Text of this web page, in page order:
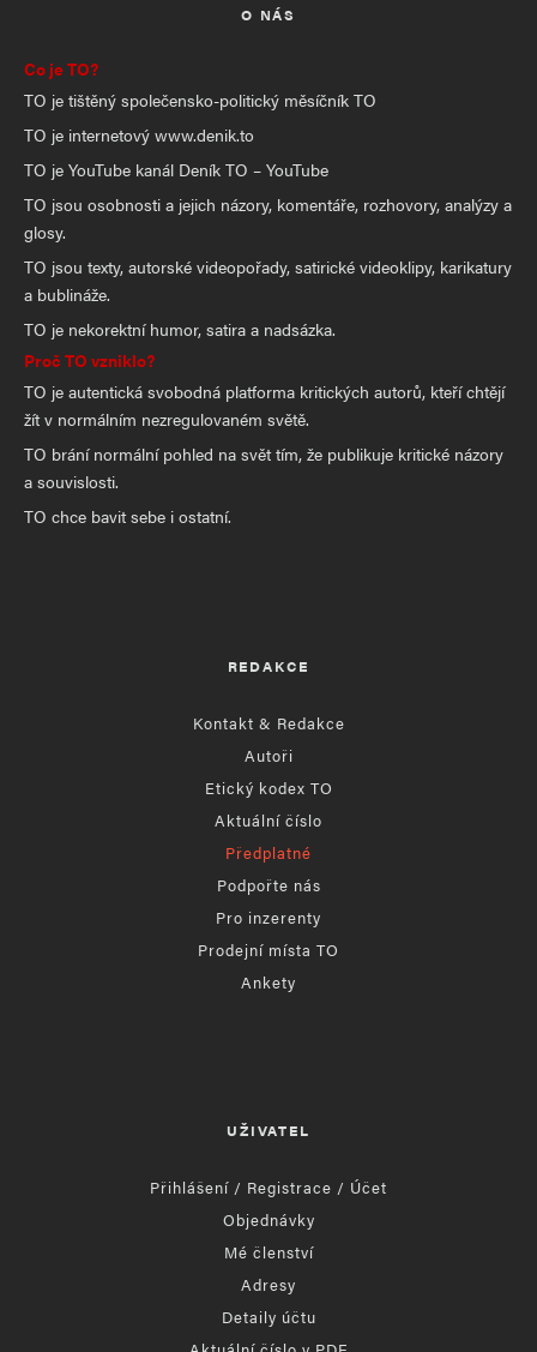
O NÁS
Co je TO?
TO je tištěný společensko-politický měsíčník TO
TO je internetový www.denik.to
TO je YouTube kanál Deník TO – YouTube
TO jsou osobnosti a jejich názory, komentáře, rozhovory, analýzy a
glosy.
TO jsou texty, autorské videopořady, satirické videoklipy, karikatury
a bublináže.
TO je nekorektní humor, satira a nadsázka.
Proč TO vzniklo?
TO je autentická svobodná platforma kritických autorů, kteří chtějí
žít v normálním nezregulovaném světě.
TO brání normální pohled na svět tím, že publikuje kritické názory
a souvislosti.
TO chce bavit sebe i ostatní.
REDAKCE
Kontakt & Redakce
Autoři
Etický kodex TO
Aktuální číslo
Předplatné
Podpořte nás
Pro inzerenty
Prodejní místa TO
Ankety
UŽIVATEL
Přihlášení / Registrace / Účet
Objednávky
Mé členství
Adresy
Detaily účtu